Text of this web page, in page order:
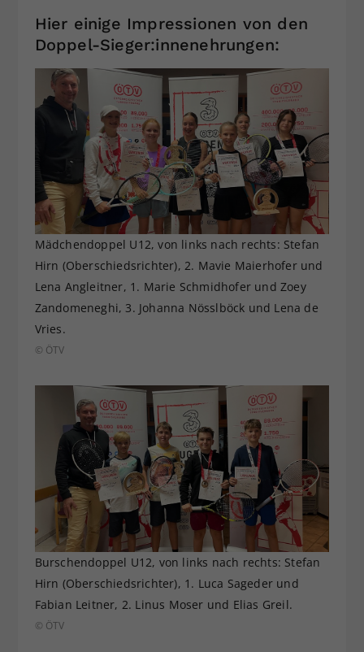
Hier einige Impressionen von den
Doppel-Sieger:innenehrungen:
Mädchendoppel U12, von links nach rechts: Stefan
Hirn (Oberschiedsrichter), 2. Mavie Maierhofer und
Lena Angleitner, 1. Marie Schmidhofer und Zoey
Zandomeneghi, 3. Johanna Nösslböck und Lena de
Vries.
© ÖTV
Burschendoppel U12, von links nach rechts: Stefan
Hirn (Oberschiedsrichter), 1. Luca Sageder und
Fabian Leitner, 2. Linus Moser und Elias Greil.
© ÖTV